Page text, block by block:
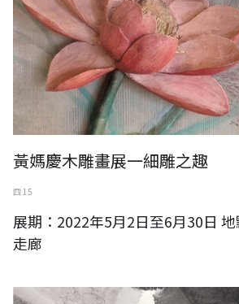
黃媽慶木雕畫展一細雕之趣
四 15
展期：2022年5月2日至6月30日
走廊
悠然自在—李轂摩書畫展，太魯閣遊客中心展出